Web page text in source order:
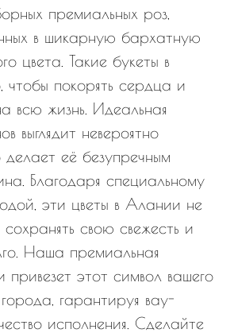
премиальных роз,
в шикарную бархатную
цвета. Такие букеты в
чтобы покорять сердца и
всю жизнь. Идеальная
выглядит невероятно
её безупречным
Благодаря специальному
эти цветы в Алании не
свою свежесть и
Наша премиальная
этот символ вашего
гарантируя вау-
исполнения. Сделайте